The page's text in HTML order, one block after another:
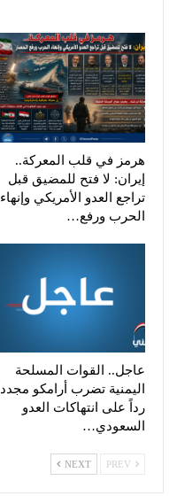
هرمز في قلب المعركة..
إيران: لا فتح للمضيق قبل
تراجع العدو الأمريكي وإنهاء
الحرب ورفع…
عاجل.. القوات المسلحة
اليمنية تضرب أرامكو مجدداً
رداً على انتهاكات العدو
السعودي…
NEXT